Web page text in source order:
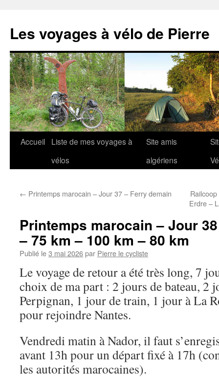
contenu
Les voyages à vélo de Pierre
Accueil
Liste de mes voyages à
vélos
Site amis
algériens
← Printemps marocain – Jour 37 – Ferry demain
Erdre –
Printemps marocain – Jour
– 75 km – 100 km – 80 km
Publié le3 mai 2026par Pierre le cycliste
Le voyage de retour a été très long, 7
choix de ma part : 2 jours de bateau, 2
Perpignan, 1 jour de train, 1 jour à La
pour rejoindre Nantes.
Vendredi matin à Nador, il faut
avant 13h pour un départ fixé à 17h
les autorités marocaines).